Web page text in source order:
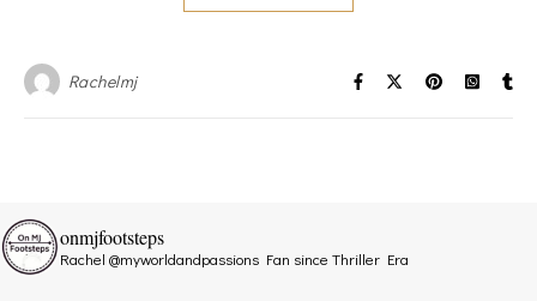
Rachelmj
onmjfootsteps
Rachel @myworldandpassions Fan since Thriller Era